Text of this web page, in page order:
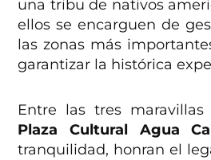
una tribu de nativos
ellos se encarguen de
las zonas más
garantizar la histórica
Entre las tres
Plaza Cultural Agua
tranquilidad, honran el